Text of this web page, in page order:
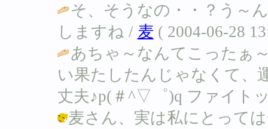
そ、そうなの・・？う～
しますね / 麦 ( 2004-06-28
あちゃ～なんてこったぁ
い果たしたんじゃなくて、
丈夫♪p(＃^▽゜)q ファイト
麦さん、実は私にとって